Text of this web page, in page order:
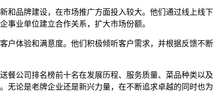
和品牌建设，在市场推广方面投入较大。他们通过线上线下
事业单位建立合作关系，扩大市场份额。
户体验和满意度。他们积极倾听客户需求，并根据反馈不断
餐公司排名榜前十名在发展历程、服务质量、菜品种类以及
无论是老牌企业还是新兴力量，在不断追求卓越的同时也为